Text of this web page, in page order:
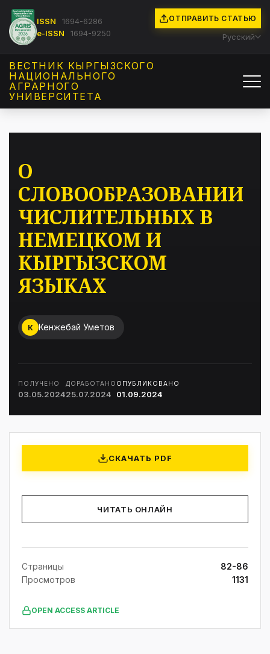
ISSN
1694-6286
e-ISSN
1694-9250
ОТПРАВИТЬ СТАТЬЮ
Русский
ВЕСТНИК КЫРГЫЗCКОГО
НАЦИОНАЛЬНОГО
АГРАРНОГО
УНИВЕРСИТЕТА
О
СЛОВООБРАЗОВАНИИ
ЧИСЛИТЕЛЬНЫХ В
НЕМЕЦКОМ И
КЫРГЫЗСКОМ
ЯЗЫКАХ
К Кенжебай Уметов
ПОЛУЧЕНО
03.05.2024
ДОРАБОТАНО
25.07.2024
ОПУБЛИКОВАНО
01.09.2024
СКАЧАТЬ PDF
ЧИТАТЬ ОНЛАЙН
Страницы
82-86
Просмотров
1131
OPEN ACCESS ARTICLE